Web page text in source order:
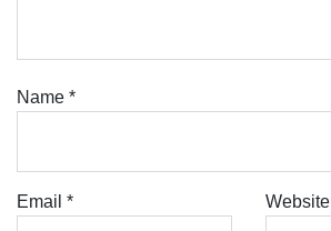
Name *
Email * Website